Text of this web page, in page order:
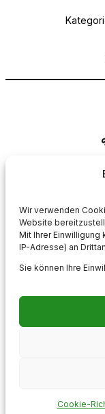
Wir verwenden
Website
Mit Ihrer
IP-Adresse) an
Sie können Ihre
Cookie-